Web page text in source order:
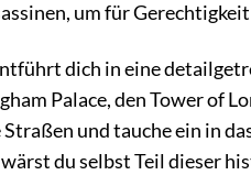
um für
dich in eine
Palace, den Tower of
und tauche ein in
du selbst Teil dieser